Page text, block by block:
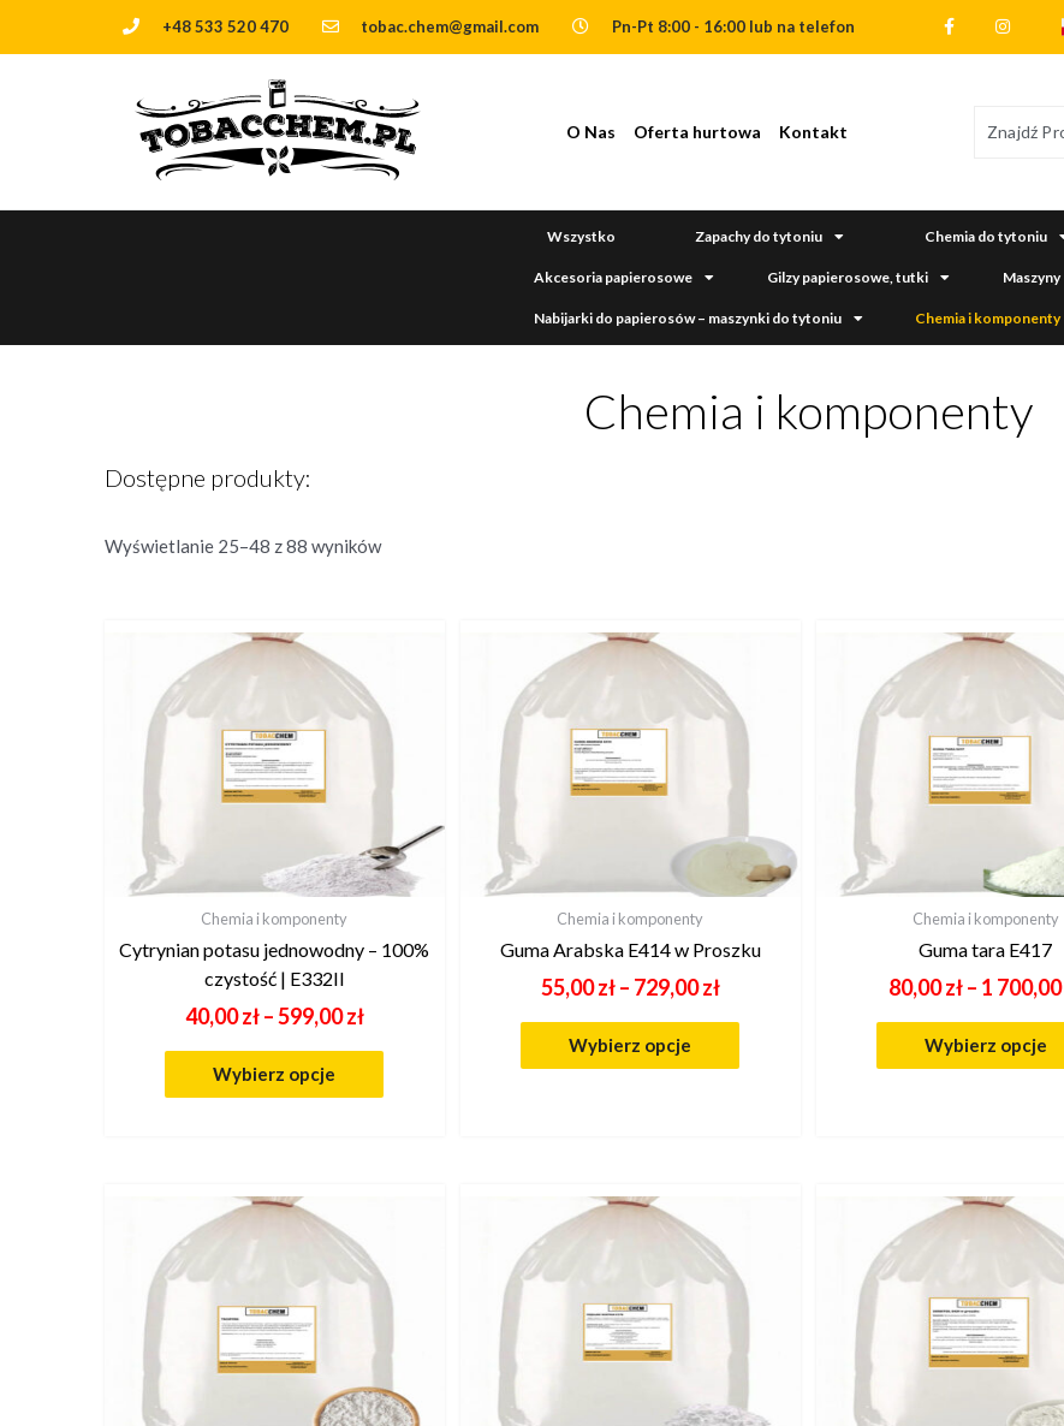
+48 533 520 470 tobac.chem@gmail.com Pn-Pt 8:00 - 16:00 lub na telefon
O Nas Oferta hurtowa Kontakt
Wszystko Zapachy do tytoniu Chemia do tytoniu
Akcesoria papierosowe Gilzy papierosowe, tutki Maszyny
Nabijarki do papierosów – maszynki do tytoniu Chemia i komponenty
Chemia i komponenty
Dostępne produkty:
Wyświetlanie 25–48 z 88 wyników
Chemia i komponenty
Cytrynian potasu jednowodny – 100%
czystość | E332II
40,00zł–599,00zł
Wybierz opcje
Chemia i komponenty
Guma Arabska E414 w Proszku
55,00zł– 729,00zł
Wybierz opcje
Chemia i komponenty
Guma tara E417
80,00zł– 1 700,00
Wybierz opcje